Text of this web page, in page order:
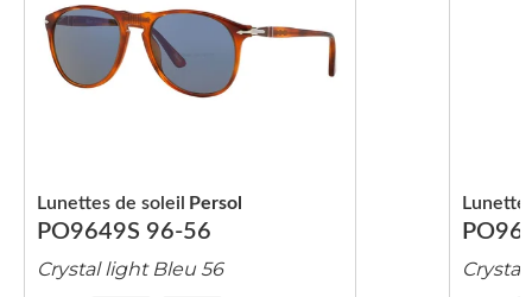
PO9649S 96-56
Lunettes de soleil Persol
Crystal light Bleu 56